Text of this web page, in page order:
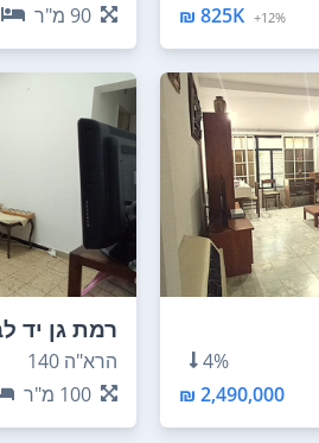
12%+
825K ₪
90 מ"ר
4%
2,490,000 ₪
רמת גן יד
הרא"ה 140
100 מ"ר